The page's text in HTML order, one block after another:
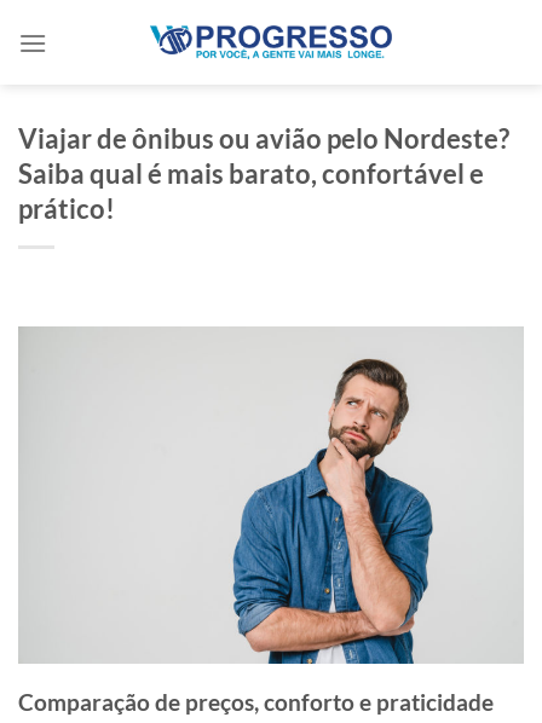
Viajar de ônibus ou avião pelo Nordeste?
Saiba qual é mais barato, confortável e
prático!
Comparação de preços, conforto e praticidade